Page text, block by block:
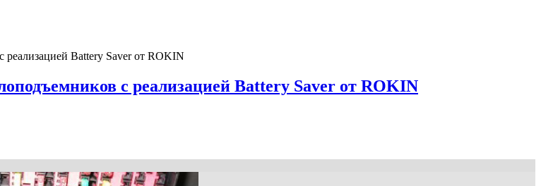
реализацией Battery Saver от ROKIN
с реализацией Battery Saver от ROKIN